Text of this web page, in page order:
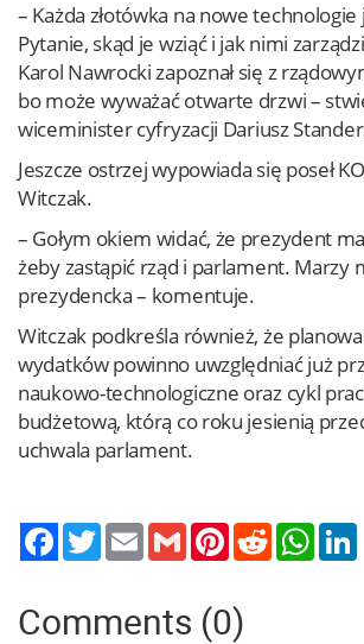
– Każda złotówka na nowe
Pytanie, skąd je wziąć i jak nimi
Karol Nawrocki zapoznał się z
bo może wyważać otwarte drzwi –
wiceminister cyfryzacji Dariusz
Jeszcze ostrzej wypowiada się poseł
Witczak.
– Gołym okiem widać, że prezydent
żeby zastąpić rząd i parlament. Marzy
prezydencka – komentuje.
Witczak podkreśla również, że
wydatków powinno uwzględniać już
naukowo-technologiczne oraz cykl
budżetową, którą co roku jesienią
uchwala parlament.
TwitterEmail Gmail PinterestReddit
Comments (0)